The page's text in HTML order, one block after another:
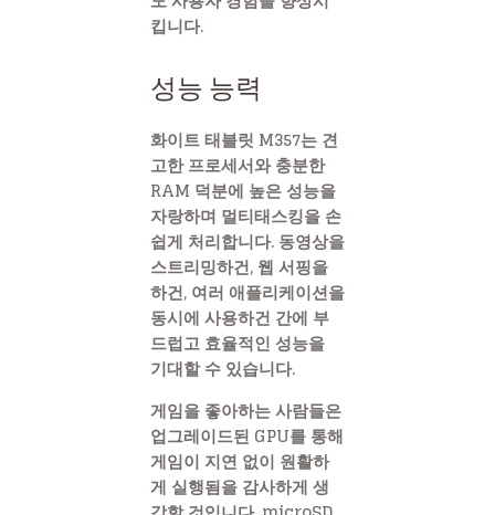
킵니다.
성능 능력
화이트 태블릿 M357는 견
고한 프로세서와 충분한
RAM 덕분에 높은 성능을
자랑하며 멀티태스킹을 손
쉽게 처리합니다. 동영상을
스트리밍하건, 웹 서핑을
하건, 여러 애플리케이션을
동시에 사용하건 간에 부
드럽고 효율적인 성능을
기대할 수 있습니다.
게임을 좋아하는 사람들은
업그레이드된 GPU를 통해
게임이 지연 없이 원활하
게 실행됨을 감사하게 생